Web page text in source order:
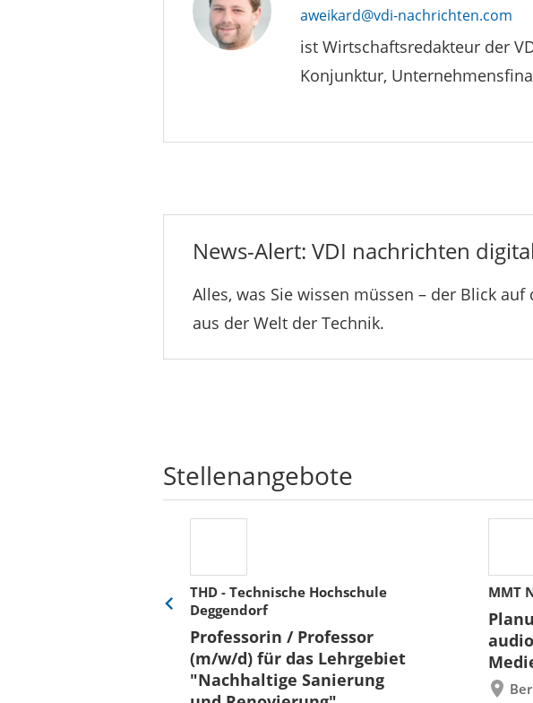
aweikard@vdi-nachrichten.com
ist Wirtschaftsredakteur der
Konjunktur,
News-Alert: VDI nachrichten digital
Alles, was Sie wissen müssen – der Blick
aus der Welt der Technik.
Stellenangebote
THD - Technische Hochschule
Deggendorf
Professorin / Professor
(m/w/d) für das Lehrgebiet
"Nachhaltige Sanierung
MMT
Eine
zurück